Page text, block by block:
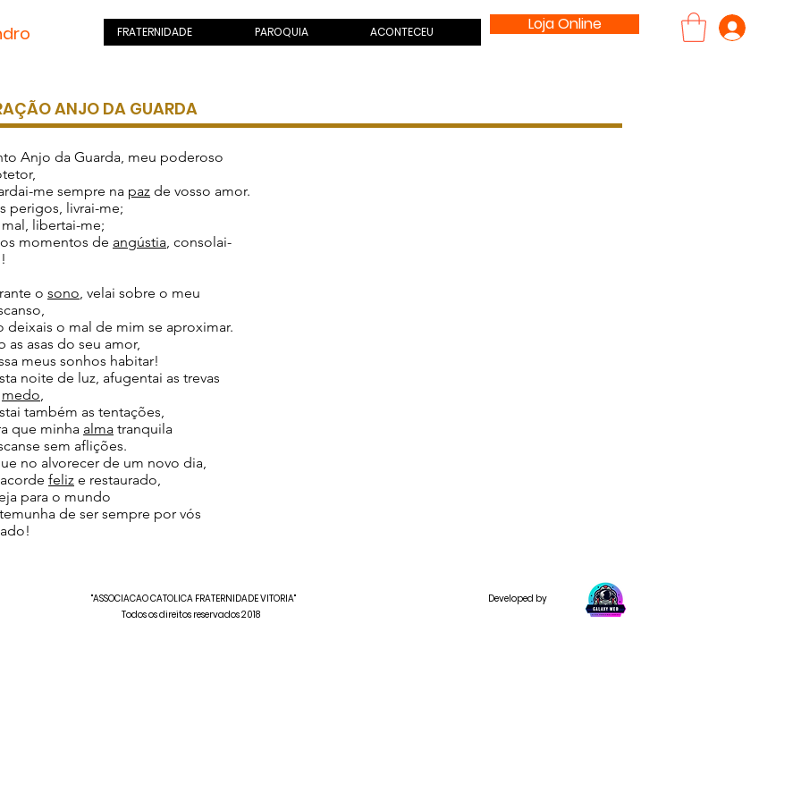
FRATERNIDADE PAROQUIA ACONTECEU Loja Online
ANJO DA GUARDA
Anjo da Guarda, meu poderoso
me sempre na paz de vosso amor.
perigos, livrai-me;
libertai-me;
momentos de angústia, consolai-
o sono, velai sobre o meu
deixais o mal de mim se aproximar.
as asas do seu amor,
meus sonhos habitar!
noite de luz, afugentai as trevas
medo,
também as tentações,
que minha alma tranquila
sem aflições.
no alvorecer de um novo dia,
feliz e restaurado,
para o mundo
de ser sempre por vós
"ASSOCIACAO CATOLICA FRATERNIDADE VITORIA"
Developed by
Todos os direitos reservados 2018